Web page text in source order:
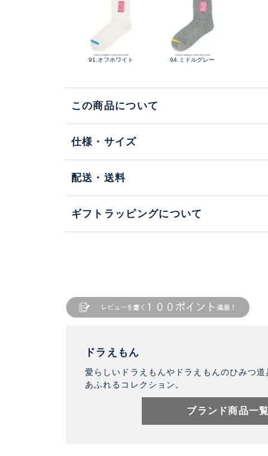
91.オフホワイト 94.ミドルグレー
この商品について
仕様・サイズ
配送・送料
ギフトラッピングについて
ドラえもん
愛らしいドラえもんやドラえもんのひみつ
あふれるコレクション。
ブランド商品一